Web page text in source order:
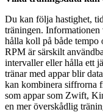
Du kan följa hastighet,
träningen. Informationen
hålla koll på både tempo
RPM är särskilt
intervaller eller hålla ett
tränar med appar blir
kan kombinera siffrorna
som appar som Zwift,
en mer överskådlig